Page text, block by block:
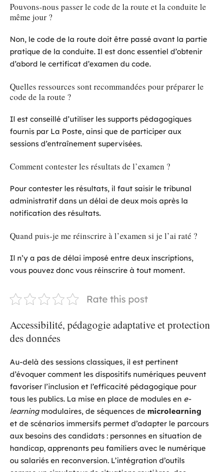
Pouvons-nous passer le code de la route et la conduite le
même jour ?
Non, le code de la route doit être passé avant la partie
pratique de la conduite. Il est donc essentiel d’obtenir
d’abord le certificat d’examen du code.
Quelles ressources sont recommandées pour préparer le
code de la route ?
Il est conseillé d’utiliser les supports pédagogiques
fournis par La Poste, ainsi que de participer aux
sessions d’entraînement supervisées.
Comment contester les résultats de l’examen ?
Pour contester les résultats, il faut saisir le tribunal
administratif dans un délai de deux mois après la
notification des résultats.
Quand puis-je me réinscrire à l’examen si je l’ai raté ?
Il n’y a pas de délai imposé entre deux inscriptions,
vous pouvez donc vous réinscrire à tout moment.
Rate this post
Accessibilité, pédagogie adaptative et protection
des données
Au-delà des sessions classiques, il est pertinent
d’évoquer comment les dispositifs numériques peuvent
favoriser l’inclusion et l’efficacité pédagogique pour
tous les publics. La mise en place de modules en e-
learningmodulaires, de séquences de microlearning
et de scénarios immersifs permet d’adapter le parcours
aux besoins des candidats : personnes en situation de
handicap, apprenants peu familiers avec le numérique
ou salariés en reconversion. L’intégration d’outils